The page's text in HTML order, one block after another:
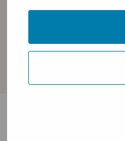
Takaisin ylös